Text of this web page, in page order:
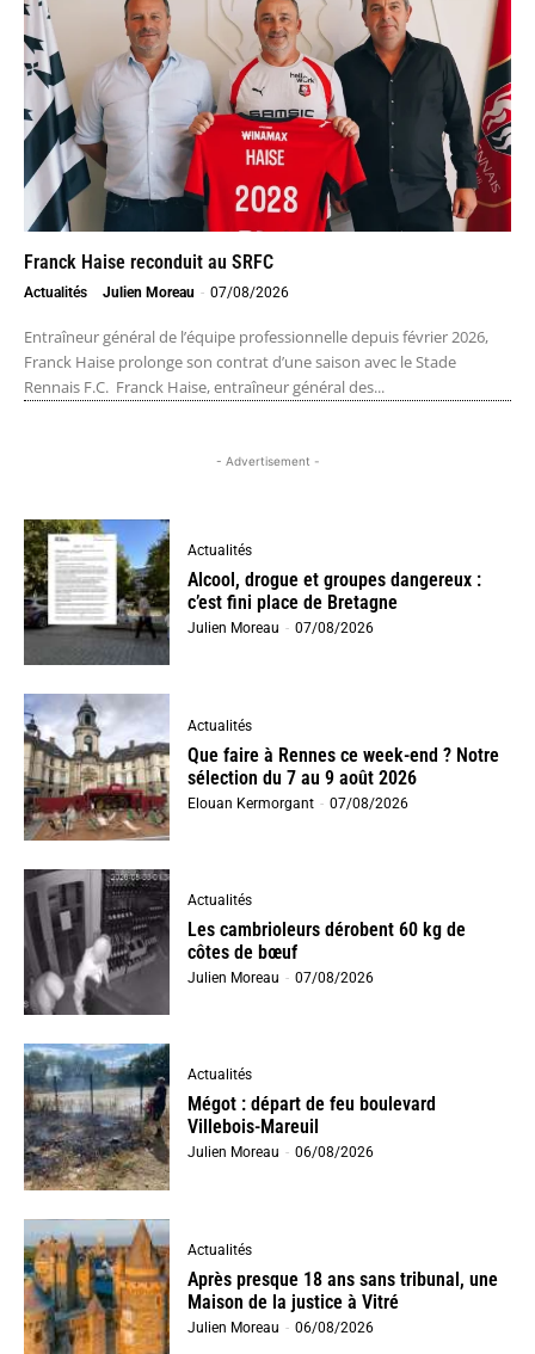
Franck Haise reconduit au SRFC
Actualités Julien Moreau - 07/08/2026
Entraîneur général de l’équipe professionnelle depuis février 2026,
Franck Haise prolonge son contrat d’une saison avec le Stade
Rennais F.C. Franck Haise, entraîneur général des...
- Advertisement -
Actualités
Alcool, drogue et groupes dangereux :
c’est fini place de Bretagne
Julien Moreau - 07/08/2026
Actualités
Que faire à Rennes ce week-end ? Notre
sélection du 7 au 9 août 2026
Elouan Kermorgant - 07/08/2026
Actualités
Les cambrioleurs dérobent 60 kg de
côtes de bœuf
Julien Moreau - 07/08/2026
Actualités
Mégot : départ de feu boulevard
Villebois-Mareuil
Julien Moreau - 06/08/2026
Actualités
Après presque 18 ans sans tribunal, une
Maison de la justice à Vitré
Julien Moreau - 06/08/2026